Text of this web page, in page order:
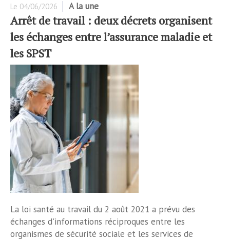
Le 04/06/2026 A la une
Arrêt de travail : deux décrets organisent
les échanges entre l’assurance maladie et
les SPST
La loi santé au travail du 2 août 2021 a prévu des
échanges d'informations réciproques entre les
organismes de sécurité sociale et les services de